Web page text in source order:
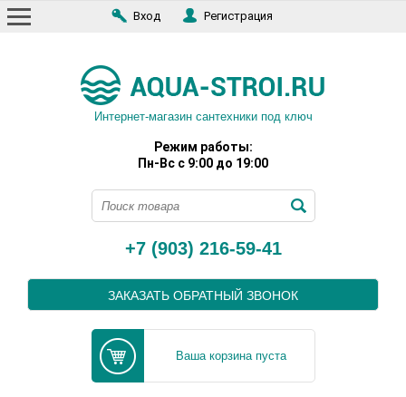
Вход Регистрация
Интернет-магазин сантехники под ключ
Режим работы:
Пн-Вс с 9:00 до 19:00
+7 (903) 216-59-41
ЗАКАЗАТЬ ОБРАТНЫЙ ЗВОНОК
Ваша корзина пуста